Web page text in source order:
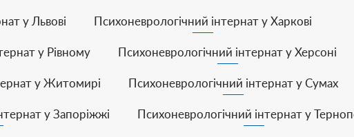
у Львові Психоневрологічний інтернат у Харкові
у Рівному Психоневрологічний інтернат у Херсоні
у Житомирі Психоневрологічний інтернат у Сумах
у Запоріжжі Психоневрологічний інтернат у